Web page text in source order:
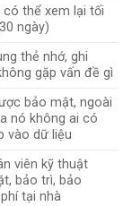
có thể xem lại tối
ngày)
thẻ nhớ, ghi
gặp vấn đề gì
bảo mật, ngoài
nó không ai có
vào dữ liệu
viên kỹ thuật
bảo trì, bảo
tại nhà